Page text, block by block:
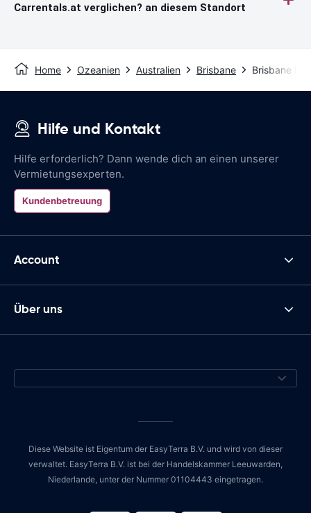
Carrentals.at verglichen? an diesem Standort
Home Ozeanien Australien Brisbane Brisbane
Hilfe und Kontakt
Hilfe erforderlich? Dann wende dich an einen unserer
Vermietungsexperten.
Kundenbetreuung
Account
Über uns
Diese Website ist Eigentum der EasyTerra B.V. und wird von dieser
verwaltet. EasyTerra B.V. ist bei der Handelskammer Leeuwarden,
Niederlande, unter der Nummer 01104443 eingetragen.